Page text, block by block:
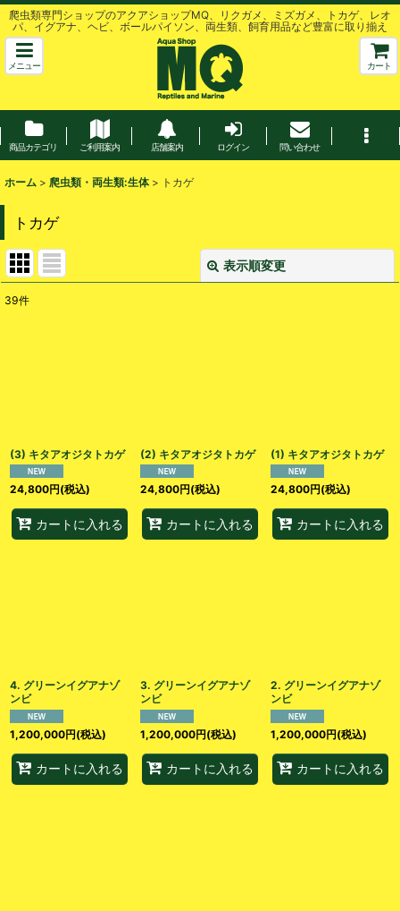
爬虫類専門ショップのアクアショップMQ、リクガメ、ミズガメ、トカゲ、レオ
パ、イグアナ、ヘビ、ボールパイソン、両生類、飼育用品など豊富に取り揃え
メニュー カート
商品カテゴリ ご利用案内 店舗案内 ログイン 問い合わせ
ホーム > 爬虫類・両生類:生体 > トカゲ
トカゲ
表示順変更
39件
(3) キタアオジタトカゲ
24,800円(税込)
カートに入れる
(2) キタアオジタトカゲ
24,800円(税込)
カートに入れる
(1) キタアオジタトカゲ
24,800円(税込)
カートに入れる
4. グリーンイグアナゾ
ンビ
1,200,000円(税込)
カートに入れる
3. グリーンイグアナゾ
ンビ
1,200,000円(税込)
カートに入れる
2. グリーンイグアナゾ
ンビ
1,200,000円(税込)
カートに入れる